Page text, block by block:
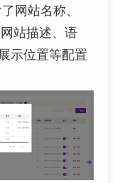
网站名称、
站描述、语
示位置等配置